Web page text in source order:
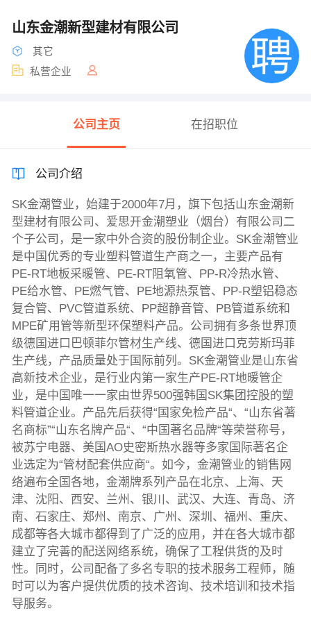
山东金潮新型建材有限公司
其它
私营企业
公司主页 在招职位
公司介绍
SK金潮管业，始建于2000年7月，旗下包括山东金潮新
型建材有限公司、爱思开金潮塑业（烟台）有限公司二
个子公司，是一家中外合资的股份制企业。SK金潮管业
是中国优秀的专业塑料管道生产商之一，主要产品有
PE-RT地板采暖管、PE-RT阻氧管、PP-R冷热水管、
PE给水管、PE燃气管、PE地源热泵管、PP-R塑铝稳态
复合管、PVC管道系统、PP超静音管、PB管道系统和
MPE矿用管等新型环保塑料产品。公司拥有多条世界顶
级德国进口巴顿菲尔管材生产线、德国进口克劳斯玛菲
生产线，产品质量处于国际前列。SK金潮管业是山东省
高新技术企业，是行业内第一家生产PE-RT地暖管企
业，是中国唯一一家由世界500强韩国SK集团控股的塑
料管道企业。产品先后获得“国家免检产品“、“山东省著
名商标”“山东名牌产品“、“中国著名品牌“等荣誉称号，
被苏宁电器、美国AO史密斯热水器等多家国际著名企
业选定为“管材配套供应商“。如今，金潮管业的销售网
络遍布全国各地，金潮牌系列产品在北京、上海、天
津、沈阳、西安、兰州、银川、武汉、大连、青岛、济
南、石家庄、郑州、南京、广州、深圳、福州、重庆、
成都等各大城市都得到了广泛的应用，并在各大城市都
建立了完善的配送网络系统，确保了工程供货的及时
性。同时，公司配备了多名专职的技术服务工程师，随
时可以为客户提供优质的技术咨询、技术培训和技术指
导服务。